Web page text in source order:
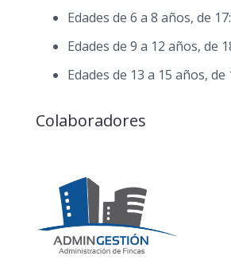
Edades de 6 a 8 años, de
Edades de 9 a 12 años, de
Edades de 13 a 15 años, de
Colaboradores